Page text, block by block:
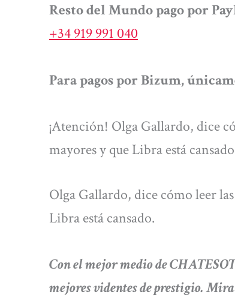
Resto del Mundo pago por
+34 919 991 040
Para pagos por Bizum,
¡Atención! Olga Gallardo, dice
mayores y que Libra está cansado
Olga Gallardo, dice cómo leer
Libra está cansado.
Con el mejor medio de
mejores videntes de prestigio.